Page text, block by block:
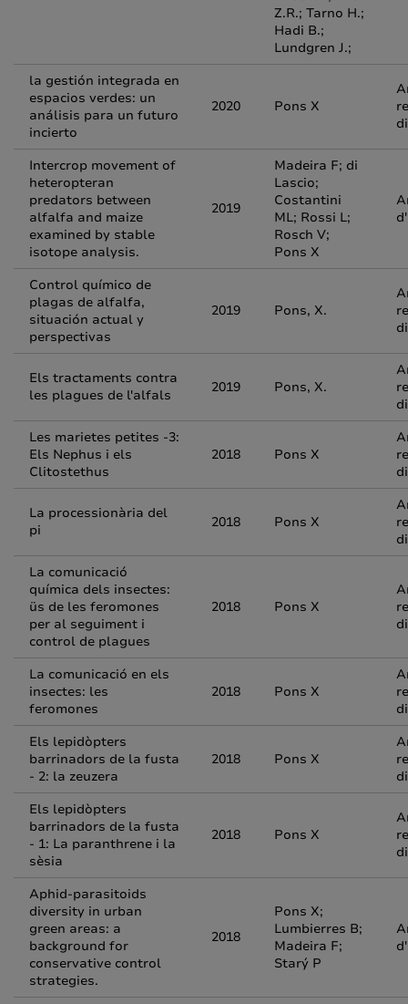
Z.R.; Tarno H.;
Hadi B.;
Lundgren J.;
la gestión integrada en
espacios verdes: un
análisis para un futuro
incierto
2020 Pons X
Intercrop movement of
heteropteran
predators between
alfalfa and maize
examined by stable
isotope analysis.
2019
Madeira F; di
Lascio;
Costantini
ML; Rossi L;
Rosch V;
Pons X
Control químico de
plagas de alfalfa,
situación actual y
perspectivas
2019 Pons, X.
Els tractaments contra
les plagues de l'alfals
2019 Pons, X.
Les marietes petites -3:
Els Nephus i els
Clitostethus
2018 Pons X
La processionària del
pi
2018 Pons X
La comunicació
química dels insectes:
üs de les feromones
per al seguiment i
control de plagues
2018 Pons X
La comunicació en els
insectes: les
feromones
2018 Pons X
Els lepidòpters
barrinadors de la fusta
- 2: la zeuzera
2018 Pons X
Els lepidòpters
barrinadors de la fusta
- 1: La paranthrene i la
sèsia
2018 Pons X
Aphid-parasitoids
diversity in urban
green areas: a
background for
conservative control
strategies.
2018
Pons X;
Lumbierres B;
Madeira F;
Starý P